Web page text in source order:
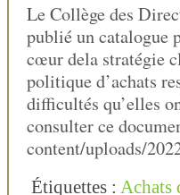
Le Collège des
publié un catalogue
cœur dela stratégie
politique d’achats
difficultés qu’elles
consulter ce
content/uploads/
Étiquettes : Achats